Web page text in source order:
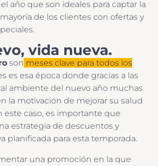
año que son ideales para captar la
de los clientes con ofertas y
vida nueva.
son meses clave para todos los
es esa época donde gracias a las
ambiente del nuevo año muchas
la motivación de mejorar su salud
este caso, es importante que
estrategia de descuentos y
planificada para esta temporada.
una promoción en la que